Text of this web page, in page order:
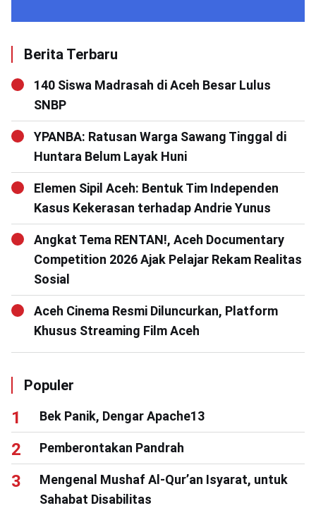
Berita Terbaru
140 Siswa Madrasah di Aceh Besar Lulus
SNBP
YPANBA: Ratusan Warga Sawang Tinggal di
Huntara Belum Layak Huni
Elemen Sipil Aceh: Bentuk Tim Independen
Kasus Kekerasan terhadap Andrie Yunus
Angkat Tema RENTAN!, Aceh Documentary
Competition 2026 Ajak Pelajar Rekam Realitas
Sosial
Aceh Cinema Resmi Diluncurkan, Platform
Khusus Streaming Film Aceh
Populer
Bek Panik, Dengar Apache13
Pemberontakan Pandrah
Mengenal Mushaf Al-Qur’an Isyarat, untuk
Sahabat Disabilitas